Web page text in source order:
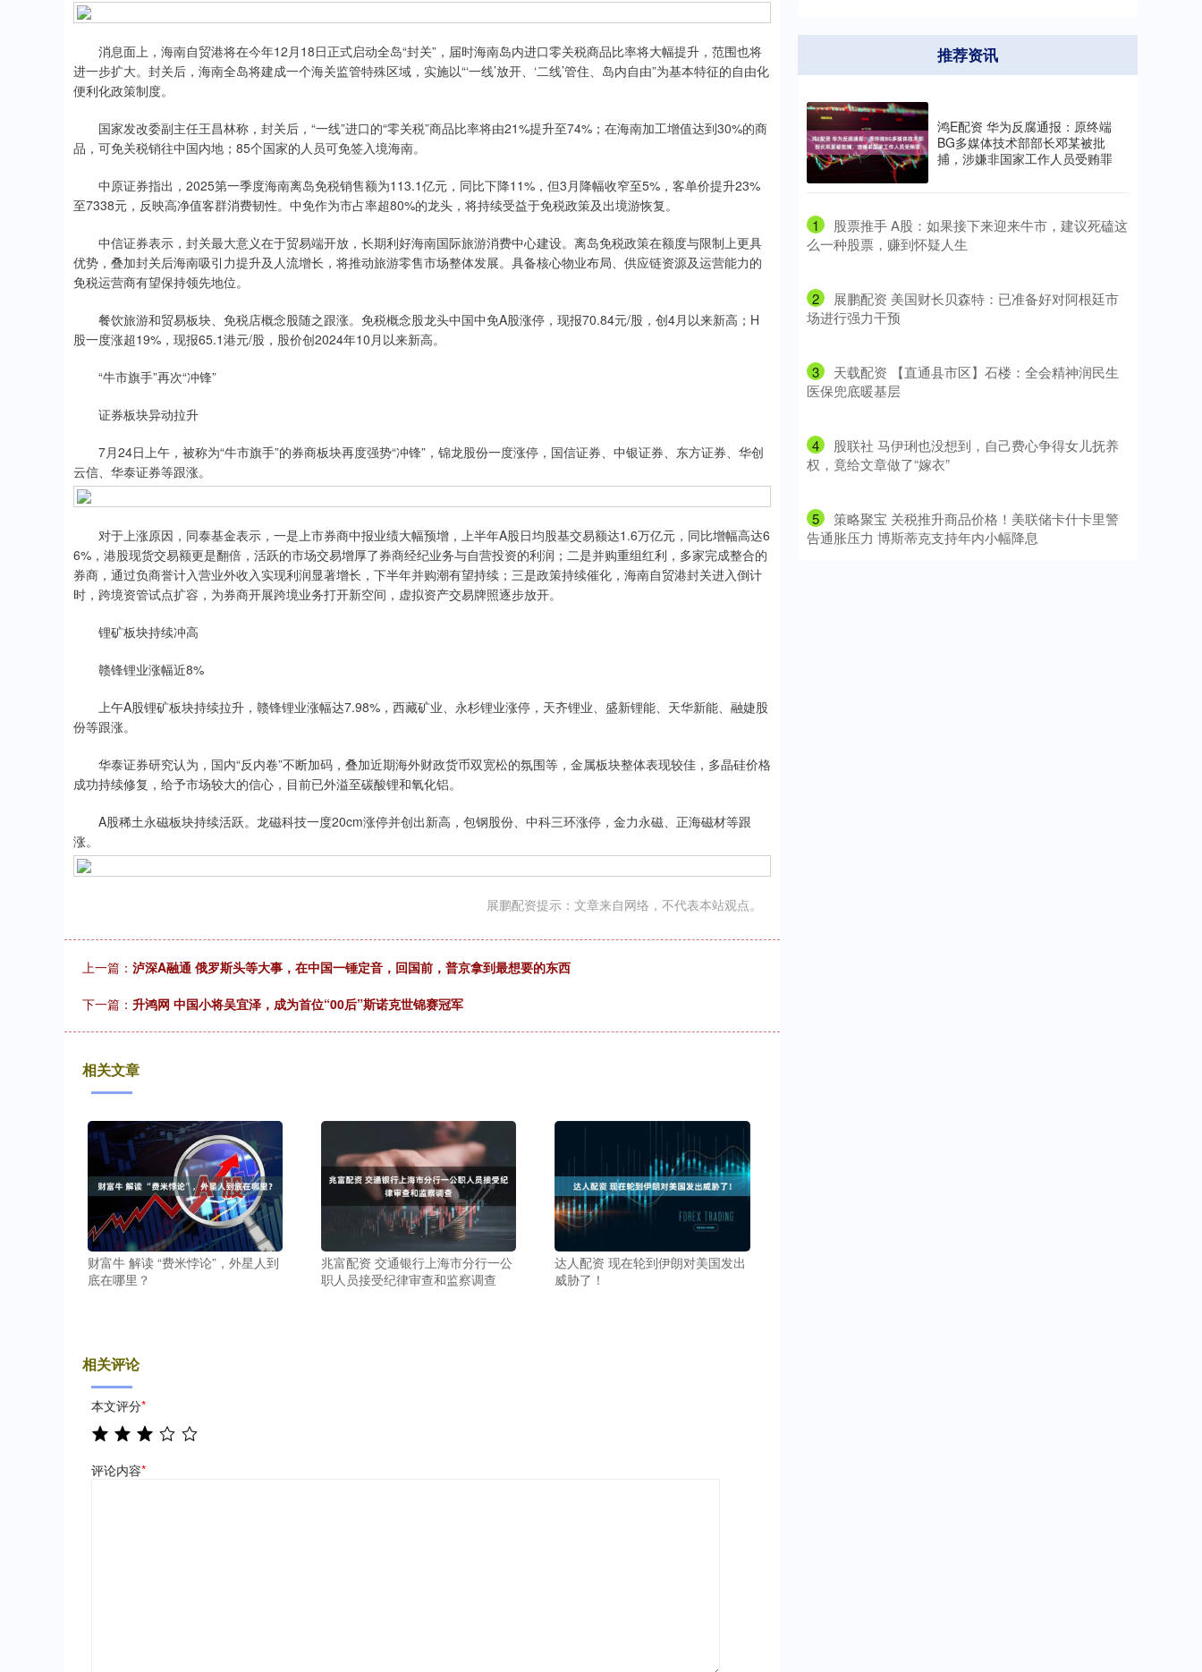
消息面上，海南自贸港将在今年12月18日正式启动全岛“封关”，届时海南岛内进口零关税商品比率将大幅提升，范围也将
进一步扩大。封关后，海南全岛将建成一个海关监管特殊区域，实施以“‘一线’放开、‘二线’管住、岛内自由”为基本特征的自由化
便利化政策制度。
国家发改委副主任王昌林称，封关后，“一线”进口的“零关税”商品比率将由21%提升至74%；在海南加工增值达到30%的商
品，可免关税销往中国内地；85个国家的人员可免签入境海南。
中原证券指出，2025第一季度海南离岛免税销售额为113.1亿元，同比下降11%，但3月降幅收窄至5%，客单价提升23%
至7338元，反映高净值客群消费韧性。中免作为市占率超80%的龙头，将持续受益于免税政策及出境游恢复。
中信证券表示，封关最大意义在于贸易端开放，长期利好海南国际旅游消费中心建设。离岛免税政策在额度与限制上更具
优势，叠加封关后海南吸引力提升及人流增长，将推动旅游零售市场整体发展。具备核心物业布局、供应链资源及运营能力的
免税运营商有望保持领先地位。
餐饮旅游和贸易板块、免税店概念股随之跟涨。免税概念股龙头中国中免A股涨停，现报70.84元/股，创4月以来新高；H
股一度涨超19%，现报65.1港元/股，股价创2024年10月以来新高。
“牛市旗手”再次“冲锋”
证券板块异动拉升
7月24日上午，被称为“牛市旗手”的券商板块再度强势“冲锋”，锦龙股份一度涨停，国信证券、中银证券、东方证券、华创
云信、华泰证券等跟涨。
对于上涨原因，同泰基金表示，一是上市券商中报业绩大幅预增，上半年A股日均股基交易额达1.6万亿元，同比增幅高达6
6%，港股现货交易额更是翻倍，活跃的市场交易增厚了券商经纪业务与自营投资的利润；二是并购重组红利，多家完成整合的
券商，通过负商誉计入营业外收入实现利润显著增长，下半年并购潮有望持续；三是政策持续催化，海南自贸港封关进入倒计
时，跨境资管试点扩容，为券商开展跨境业务打开新空间，虚拟资产交易牌照逐步放开。
锂矿板块持续冲高
赣锋锂业涨幅近8%
上午A股锂矿板块持续拉升，赣锋锂业涨幅达7.98%，西藏矿业、永杉锂业涨停，天齐锂业、盛新锂能、天华新能、融婕股
份等跟涨。
华泰证券研究认为，国内“反内卷”不断加码，叠加近期海外财政货币双宽松的氛围等，金属板块整体表现较佳，多晶硅价格
成功持续修复，给予市场较大的信心，目前已外溢至碳酸锂和氧化铝。
A股稀土永磁板块持续活跃。龙磁科技一度20cm涨停并创出新高，包钢股份、中科三环涨停，金力永磁、正海磁材等跟
涨。
展鹏配资提示：文章来自网络，不代表本站观点。
上一篇： 泸深A融通 俄罗斯头等大事，在中国一锤定音，回国前，普京拿到最想要的东西
下一篇： 升鸿网 中国小将吴宜泽，成为首位“00后”斯诺克世锦赛冠军
相关文章
财富牛 解读 “费米悖论”，外星人到
底在哪里？
兆富配资 交通银行上海市分行一公
职人员接受纪律审查和监察调查
达人配资 现在轮到伊朗对美国发出
威胁了！
相关评论
本文评分*
评论内容*
推荐资讯
鸿E配资 华为反腐通报：原终端
BG多媒体技术部部长邓某被批
捕，涉嫌非国家工作人员受贿罪
1
​股票推手 A股：如果接下来迎来牛市，建议死磕这
么一种股票，赚到怀疑人生
2
​展鹏配资 美国财长贝森特：已准备好对阿根廷市
场进行强力干预
3
​天载配资 【直通县市区】石楼：全会精神润民生
医保兜底暖基层
4
​股联社 马伊琍也没想到，自己费心争得女儿抚养
权，竟给文章做了“嫁衣”
5
​策略聚宝 关税推升商品价格！美联储卡什卡里警
告通胀压力 博斯蒂克支持年内小幅降息